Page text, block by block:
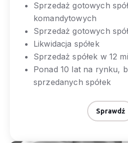
Sprzedaż gotowych
komandytowych
Sprzedaż gotowych
Likwidacja spółek
Sprzedaż spółek w 12
Ponad 10 lat na rynku,
sprzedanych spółek
Sprawdź